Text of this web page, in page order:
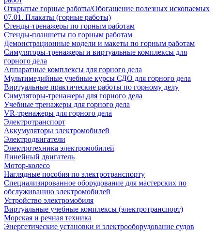
Открытые горные работы/Обогащение полезных ископаемых
07.01. Плакаты (горные работы)
Стенды-тренажеры по горным работам
Стенды-планшеты по горным работам
Демонстрационные модели и макеты по горным работам
Симуляторы-тренажеры и виртуальные комплексы для
горного дела
Аппаратные комплексы для горного дела
Мультимедийные учебные курсы СДО для горного дела
Виртуальные практические работы по горному делу
Симуляторы-тренажеры для горного дела
Учебные тренажеры для горного дела
VR-тренажеры для горного дела
Электротранспорт
Аккумуляторы электромобилей
Электродвигатели
Электротехника электромобилей
Линейный двигатель
Мотор-колесо
Наглядные пособия по электротранспорту
Специализированное оборудование для мастерских по
обслуживанию электромобилей
Устройство электромобиля
Виртуальные учебные комплексы (электротранспорт)
Морская и речная техника
Энергетические установки и электрооборудование судов